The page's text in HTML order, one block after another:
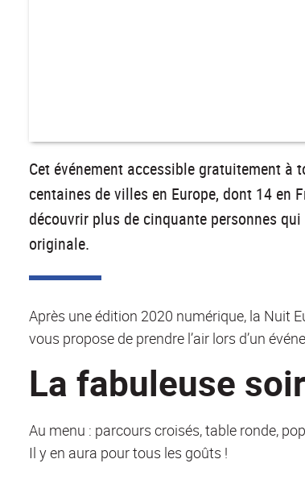
Cet événement accessible gratuitement à
centaines de villes en Europe, dont 14 en
découvrir plus de cinquante personnes
originale.
Après une édition 2020 numérique, la Nuit
vous propose de prendre l’air lors d’un
La fabuleuse
Au menu : parcours croisés, table ronde,
Il y en aura pour tous les goûts !